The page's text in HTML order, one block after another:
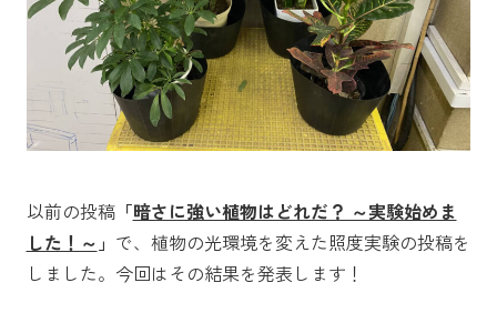
以前の投稿「暗さに強い植物はどれだ？ ～実験始めま
した！～ 」 で、植物の光環境を変えた照度実験の投稿を
しました。今回はその結果を発表します！